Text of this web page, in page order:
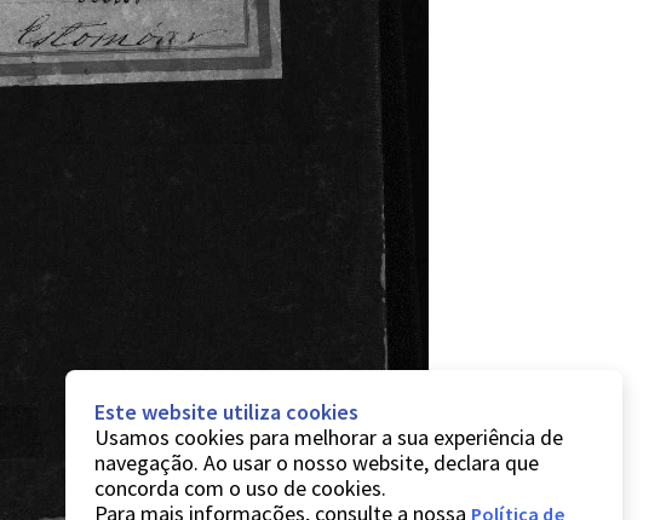
Este website utiliza cookies
Usamos cookies para melhorar a sua experiência de
navegação. Ao usar o nosso website, declara que
concorda com o uso de cookies.
Para mais informações, consulte a nossa Política de